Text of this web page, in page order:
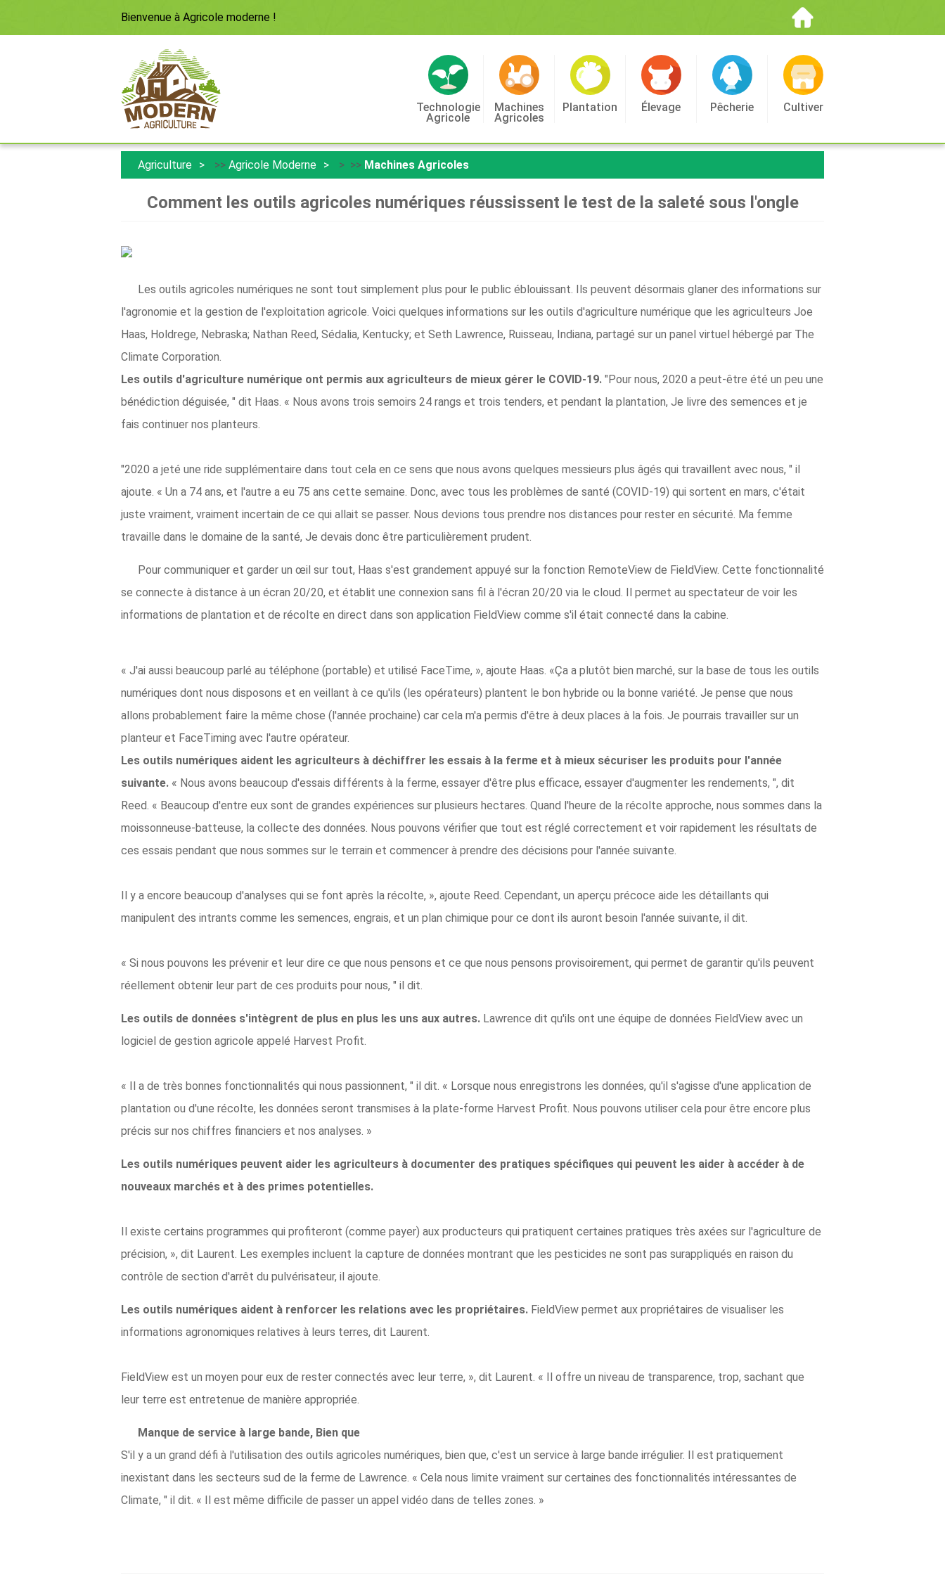
Bienvenue à Agricole moderne !
Technologie
Agricole
Machines
Agricoles
Plantation Élevage Pêcherie Cultiver
Agriculture >> Agricole Moderne > >> Machines Agricoles
Comment les outils agricoles numériques réussissent le test de la saleté sous l'ongle
Les outils agricoles numériques ne sont tout simplement plus pour le public éblouissant. Ils peuvent désormais glaner des informations sur
l'agronomie et la gestion de l'exploitation agricole. Voici quelques informations sur les outils d'agriculture numérique que les agriculteurs Joe
Haas, Holdrege, Nebraska; Nathan Reed, Sédalia, Kentucky; et Seth Lawrence, Ruisseau, Indiana, partagé sur un panel virtuel hébergé par The
Climate Corporation.
Les outils d'agriculture numérique ont permis aux agriculteurs de mieux gérer le COVID-19. "Pour nous, 2020 a peut-être été un peu une
bénédiction déguisée, " dit Haas. « Nous avons trois semoirs 24 rangs et trois tenders, et pendant la plantation, Je livre des semences et je
fais continuer nos planteurs.
"2020 a jeté une ride supplémentaire dans tout cela en ce sens que nous avons quelques messieurs plus âgés qui travaillent avec nous, " il
ajoute. « Un a 74 ans, et l'autre a eu 75 ans cette semaine. Donc, avec tous les problèmes de santé (COVID-19) qui sortent en mars, c'était
juste vraiment, vraiment incertain de ce qui allait se passer. Nous devions tous prendre nos distances pour rester en sécurité. Ma femme
travaille dans le domaine de la santé, Je devais donc être particulièrement prudent.
Pour communiquer et garder un œil sur tout, Haas s'est grandement appuyé sur la fonction RemoteView de FieldView. Cette fonctionnalité
se connecte à distance à un écran 20/20, et établit une connexion sans fil à l'écran 20/20 via le cloud. Il permet au spectateur de voir les
informations de plantation et de récolte en direct dans son application FieldView comme s'il était connecté dans la cabine.
« J'ai aussi beaucoup parlé au téléphone (portable) et utilisé FaceTime, », ajoute Haas. «Ça a plutôt bien marché, sur la base de tous les outils
numériques dont nous disposons et en veillant à ce qu'ils (les opérateurs) plantent le bon hybride ou la bonne variété. Je pense que nous
allons probablement faire la même chose (l'année prochaine) car cela m'a permis d'être à deux places à la fois. Je pourrais travailler sur un
planteur et FaceTiming avec l'autre opérateur.
Les outils numériques aident les agriculteurs à déchiffrer les essais à la ferme et à mieux sécuriser les produits pour l'année
suivante. « Nous avons beaucoup d'essais différents à la ferme, essayer d'être plus efficace, essayer d'augmenter les rendements, ", dit
Reed. « Beaucoup d'entre eux sont de grandes expériences sur plusieurs hectares. Quand l'heure de la récolte approche, nous sommes dans la
moissonneuse-batteuse, la collecte des données. Nous pouvons vérifier que tout est réglé correctement et voir rapidement les résultats de
ces essais pendant que nous sommes sur le terrain et commencer à prendre des décisions pour l'année suivante.
Il y a encore beaucoup d'analyses qui se font après la récolte, », ajoute Reed. Cependant, un aperçu précoce aide les détaillants qui
manipulent des intrants comme les semences, engrais, et un plan chimique pour ce dont ils auront besoin l'année suivante, il dit.
« Si nous pouvons les prévenir et leur dire ce que nous pensons et ce que nous pensons provisoirement, qui permet de garantir qu'ils peuvent
réellement obtenir leur part de ces produits pour nous, " il dit.
Les outils de données s'intègrent de plus en plus les uns aux autres. Lawrence dit qu'ils ont une équipe de données FieldView avec un
logiciel de gestion agricole appelé Harvest Profit.
« Il a de très bonnes fonctionnalités qui nous passionnent, " il dit. « Lorsque nous enregistrons les données, qu'il s'agisse d'une application de
plantation ou d'une récolte, les données seront transmises à la plate-forme Harvest Profit. Nous pouvons utiliser cela pour être encore plus
précis sur nos chiffres financiers et nos analyses. »
Les outils numériques peuvent aider les agriculteurs à documenter des pratiques spécifiques qui peuvent les aider à accéder à de
nouveaux marchés et à des primes potentielles.
Il existe certains programmes qui profiteront (comme payer) aux producteurs qui pratiquent certaines pratiques très axées sur l'agriculture de
précision, », dit Laurent. Les exemples incluent la capture de données montrant que les pesticides ne sont pas surappliqués en raison du
contrôle de section d'arrêt du pulvérisateur, il ajoute.
Les outils numériques aident à renforcer les relations avec les propriétaires. FieldView permet aux propriétaires de visualiser les
informations agronomiques relatives à leurs terres, dit Laurent.
FieldView est un moyen pour eux de rester connectés avec leur terre, », dit Laurent. « Il offre un niveau de transparence, trop, sachant que
leur terre est entretenue de manière appropriée.
Manque de service à large bande, Bien que
S'il y a un grand défi à l'utilisation des outils agricoles numériques, bien que, c'est un service à large bande irrégulier. Il est pratiquement
inexistant dans les secteurs sud de la ferme de Lawrence. « Cela nous limite vraiment sur certaines des fonctionnalités intéressantes de
Climate, " il dit. « Il est même difficile de passer un appel vidéo dans de telles zones. »